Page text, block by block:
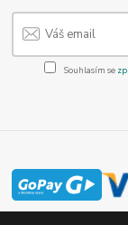
Souhlasím se